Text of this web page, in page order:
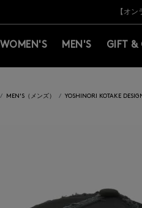
新規登録のお客様も対象！＜MY
【オ
新規登録のお客様も対象！＜MY
WOMEN'S MEN'S GIFT &
MEN'S（メンズ） YOSHINORI KOTAKE